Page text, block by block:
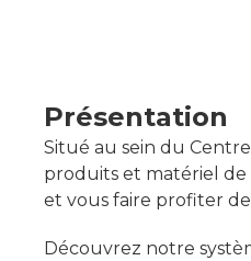
Présentation
Situé au sein du
produits et matériel de
et vous faire profiter
Découvrez notre